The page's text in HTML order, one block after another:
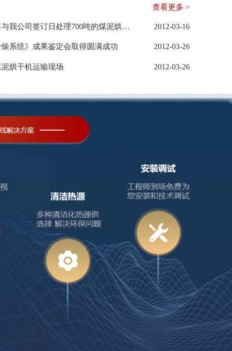
查看更多 >
江西电联实业发展公司与我公司签订日处理700吨的煤泥烘干生产线（二期） 2012-03-16
系统》成果鉴定会取得圆满成功 2012-03-26
烘干机运输现场 2012-03-26